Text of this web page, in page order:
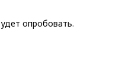
опробовать.